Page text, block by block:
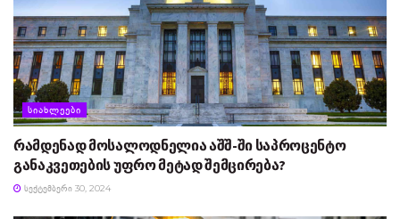
ᲡᲘᲐᲮᲚᲔᲔᲑᲘ
რამდენად მოსალოდნელია აშშ-ში საპროცენტო
განაკვეთების უფრო მეტად შემცირება?
ᲡᲔᲥᲢᲔᲛᲑᲔᲠᲘ 30, 2024